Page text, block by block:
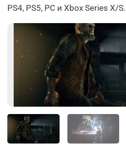
PS4, PS5, PC и Xbox Series X/S.